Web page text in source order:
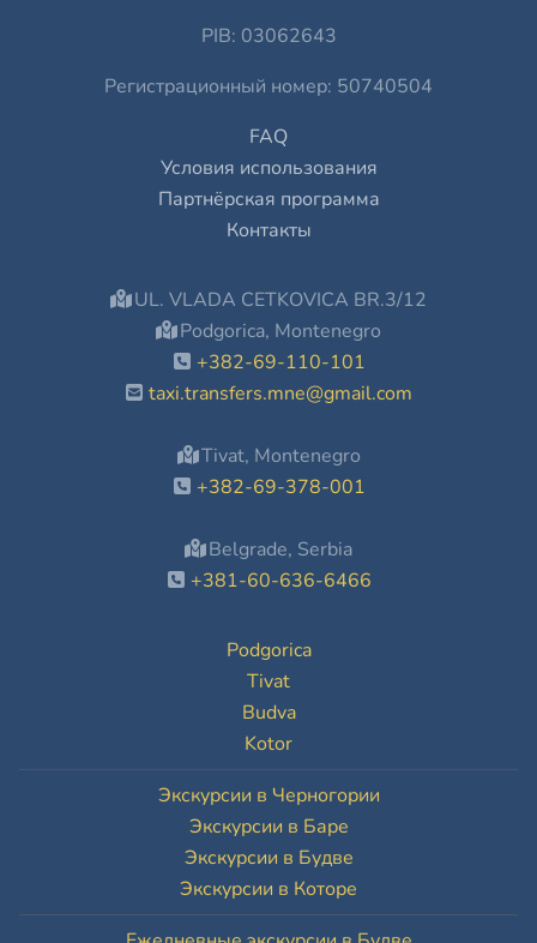
PIB: 03062643
Регистрационный номер: 50740504
FAQ
Условия использования
Партнёрская программа
Контакты
UL. VLADA CETKOVICA BR.3/12
Podgorica, Montenegro
+382-69-110-101
taxi.transfers.mne@gmail.com
Tivat, Montenegro
+382-69-378-001
Belgrade, Serbia
+381-60-636-6466
Podgorica
Tivat
Budva
Kotor
Экскурсии в Черногории
Экскурсии в Баре
Экскурсии в Будве
Экскурсии в Которе